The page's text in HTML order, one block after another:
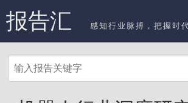
报告汇 感知行业脉搏，把握时